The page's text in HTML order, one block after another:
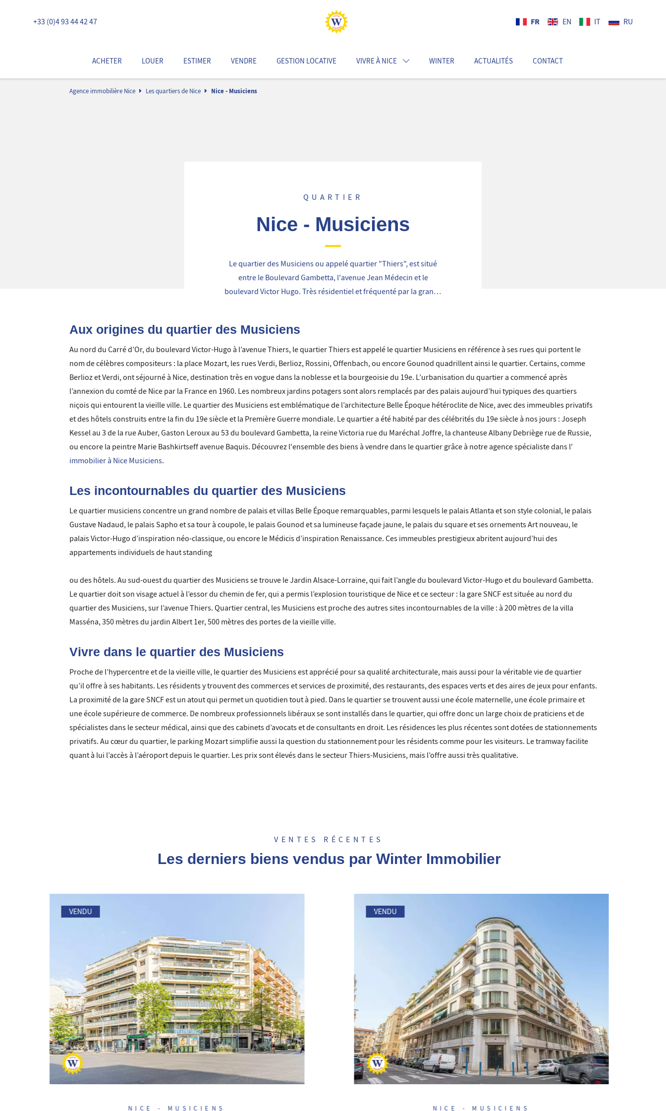
+33 (0)4 93 44 42 47 FR EN IT RU
ACHETER LOUER ESTIMER VENDRE GESTION LOCATIVE VIVRE À NICE WINTER ACTUALITÉS CONTACT
Agence immobilière Nice Les quartiers de Nice Nice - Musiciens
QUARTIER
Nice - Musiciens
Le quartier des Musiciens ou appelé quartier "Thiers", est situé
entre le Boulevard Gambetta, l'avenue Jean Médecin et le
boulevard Victor Hugo. Très résidentiel et fréquenté par la grande
Aux origines du quartier des Musiciens
Au nord du Carré d’Or, du boulevard Victor-Hugo à l’avenue Thiers, le quartier Thiers est appelé le quartier Musiciens en référence à ses rues qui portent le
nom de célèbres compositeurs : la place Mozart, les rues Verdi, Berlioz, Rossini, Offenbach, ou encore Gounod quadrillent ainsi le quartier. Certains, comme
Berlioz et Verdi, ont séjourné à Nice, destination très en vogue dans la noblesse et la bourgeoisie du 19e. L’urbanisation du quartier a commencé après
l’annexion du comté de Nice par la France en 1960. Les nombreux jardins potagers sont alors remplacés par des palais aujourd’hui typiques des quartiers
niçois qui entourent la vieille ville. Le quartier des Musiciens est emblématique de l’architecture Belle Époque hétéroclite de Nice, avec des immeubles privatifs
et des hôtels construits entre la fin du 19e siècle et la Première Guerre mondiale. Le quartier a été habité par des célébrités du 19e siècle à nos jours : Joseph
Kessel au 3 de la rue Auber, Gaston Leroux au 53 du boulevard Gambetta, la reine Victoria rue du Maréchal Joffre, la chanteuse Albany Debriège rue de Russie,
ou encore la peintre Marie Bashkirtseff avenue Baquis. Découvrez l'ensemble des biens à vendre dans le quartier grâce à notre agence spécialiste dans l'
immobilier à Nice Musiciens.
Les incontournables du quartier des Musiciens
Le quartier musiciens concentre un grand nombre de palais et villas Belle Époque remarquables, parmi lesquels le palais Atlanta et son style colonial, le palais
Gustave Nadaud, le palais Sapho et sa tour à coupole, le palais Gounod et sa lumineuse façade jaune, le palais du square et ses ornements Art nouveau, le
palais Victor-Hugo d’inspiration néo-classique, ou encore le Médicis d’inspiration Renaissance. Ces immeubles prestigieux abritent aujourd’hui des
appartements individuels de haut standing
ou des hôtels. Au sud-ouest du quartier des Musiciens se trouve le Jardin Alsace-Lorraine, qui fait l’angle du boulevard Victor-Hugo et du boulevard Gambetta.
Le quartier doit son visage actuel à l’essor du chemin de fer, qui a permis l’explosion touristique de Nice et ce secteur : la gare SNCF est située au nord du
quartier des Musiciens, sur l’avenue Thiers. Quartier central, les Musiciens est proche des autres sites incontournables de la ville : à 200 mètres de la villa
Masséna, 350 mètres du jardin Albert 1er, 500 mètres des portes de la vieille ville.
Vivre dans le quartier des Musiciens
Proche de l’hypercentre et de la vieille ville, le quartier des Musiciens est apprécié pour sa qualité architecturale, mais aussi pour la véritable vie de quartier
qu’il offre à ses habitants. Les résidents y trouvent des commerces et services de proximité, des restaurants, des espaces verts et des aires de jeux pour enfants.
La proximité de la gare SNCF est un atout qui permet un quotidien tout à pied. Dans le quartier se trouvent aussi une école maternelle, une école primaire et
une école supérieure de commerce. De nombreux professionnels libéraux se sont installés dans le quartier, qui offre donc un large choix de praticiens et de
spécialistes dans le secteur médical, ainsi que des cabinets d’avocats et de consultants en droit. Les résidences les plus récentes sont dotées de stationnements
privatifs. Au cœur du quartier, le parking Mozart simplifie aussi la question du stationnement pour les résidents comme pour les visiteurs. Le tramway facilite
quant à lui l’accès à l’aéroport depuis le quartier. Les prix sont élevés dans le secteur Thiers-Musiciens, mais l’offre aussi très qualitative.
VENTES RÉCENTES
Les derniers biens vendus par Winter Immobilier
VENDU
NICE - MUSICIENS
VENDU
NICE - MUSICIENS